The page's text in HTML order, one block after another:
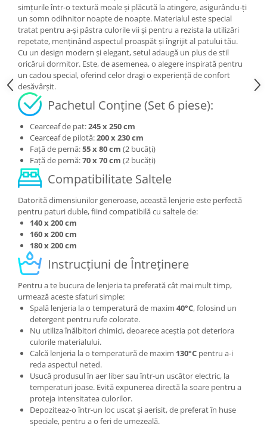
simțurile într-o textură moale și plăcută la atingere, asigurându-ți
un somn odihnitor noapte de noapte. Materialul este special
tratat pentru a-și păstra culorile vii și pentru a rezista la utilizări
repetate, menținând aspectul proaspăt și îngrijit al patului tău.
Cu un design modern și elegant, setul adaugă un plus de stil
oricărui dormitor. Este, de asemenea, o alegere inspirată pentru
un cadou special, oferind celor dragi o experiență de confort
desăvârșit.
Pachetul Conține (Set 6 piese):
Cearceaf de pat:245 x 250 cm
Cearceaf de pilotă:200 x 230 cm
Față de pernă:55 x 80 cm (2 bucăți)
Față de pernă:70 x 70 cm (2 bucăți)
Compatibilitate Saltele
Datorită dimensiunilor generoase, această lenjerie este perfectă
pentru paturi duble, fiind compatibilă cu saltele de:
140 x 200 cm
160 x 200 cm
180 x 200 cm
Instrucțiuni de Întreținere
Pentru a te bucura de lenjeria ta preferată cât mai mult timp,
urmează aceste sfaturi simple:
Spală lenjeria la o temperatură de maxim 40°C, folosind un
detergent pentru rufe colorate.
Nu utiliza înălbitori chimici, deoarece aceștia pot deteriora
culorile materialului.
Calcă lenjeria la o temperatură de maxim 130°C pentru a-i
reda aspectul neted.
Usucă produsul în aer liber sau într-un uscător electric, la
temperaturi joase. Evită expunerea directă la soare pentru a
proteja intensitatea culorilor.
Depoziteaz-o într-un loc uscat și aerisit, de preferat în huse
speciale, pentru a o feri de umezeală.